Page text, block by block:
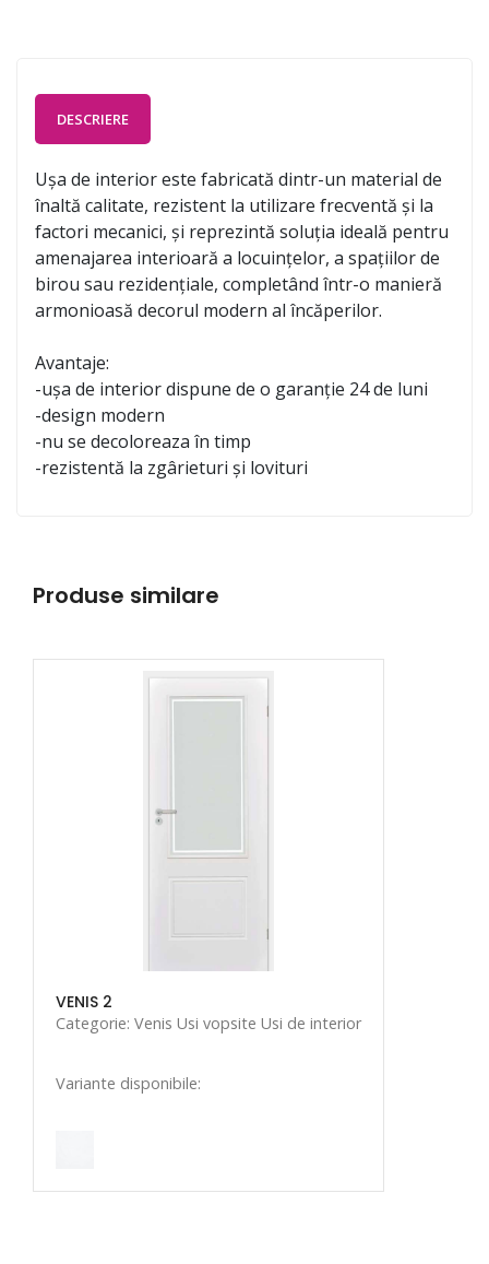
DESCRIERE
Ușa de interior este fabricată dintr-un material de
înaltă calitate, rezistent la utilizare frecventă și la
factori mecanici, și reprezintă soluția ideală pentru
amenajarea interioară a locuințelor, a spațiilor de
birou sau rezidențiale, completând într-o manieră
armonioasă decorul modern al încăperilor.
Avantaje:
-ușa de interior dispune de o garanție 24 de luni
-design modern
-nu se decoloreaza în timp
-rezistentă la zgârieturi și lovituri
Produse similare
VENIS 2
Categorie: Venis Usi vopsite Usi de interior
Variante disponibile: